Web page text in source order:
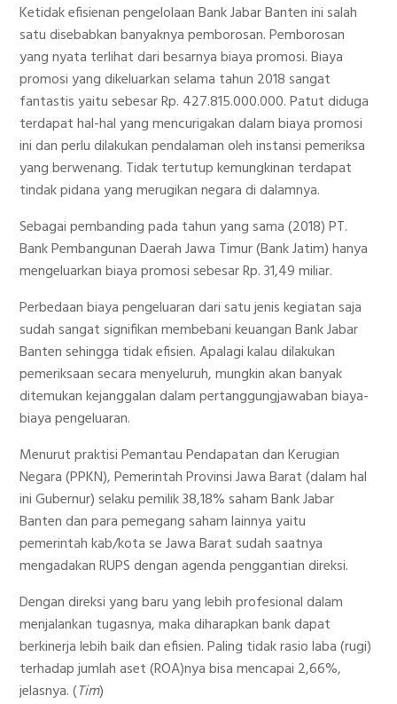
Ketidak efisienan pengelolaan Bank Jabar Banten ini salah
satu disebabkan banyaknya pemborosan. Pemborosan
yang nyata terlihat dari besarnya biaya promosi. Biaya
promosi yang dikeluarkan selama tahun 2018 sangat
fantastis yaitu sebesar Rp. 427.815.000.000. Patut diduga
terdapat hal-hal yang mencurigakan dalam biaya promosi
ini dan perlu dilakukan pendalaman oleh instansi pemeriksa
yang berwenang. Tidak tertutup kemungkinan terdapat
tindak pidana yang merugikan negara di dalamnya.
Sebagai pembanding pada tahun yang sama (2018) PT.
Bank Pembangunan Daerah Jawa Timur (Bank Jatim) hanya
mengeluarkan biaya promosi sebesar Rp. 31,49 miliar.
Perbedaan biaya pengeluaran dari satu jenis kegiatan saja
sudah sangat signifikan membebani keuangan Bank Jabar
Banten sehingga tidak efisien. Apalagi kalau dilakukan
pemeriksaan secara menyeluruh, mungkin akan banyak
ditemukan kejanggalan dalam pertanggungjawaban biaya-
biaya pengeluaran.
Menurut praktisi Pemantau Pendapatan dan Kerugian
Negara (PPKN), Pemerintah Provinsi Jawa Barat (dalam hal
ini Gubernur) selaku pemilik 38,18% saham Bank Jabar
Banten dan para pemegang saham lainnya yaitu
pemerintah kab/kota se Jawa Barat sudah saatnya
mengadakan RUPS dengan agenda penggantian direksi.
Dengan direksi yang baru yang lebih profesional dalam
menjalankan tugasnya, maka diharapkan bank dapat
berkinerja lebih baik dan efisien. Paling tidak rasio laba (rugi)
terhadap jumlah aset (ROA)nya bisa mencapai 2,66%,
jelasnya. (Tim)